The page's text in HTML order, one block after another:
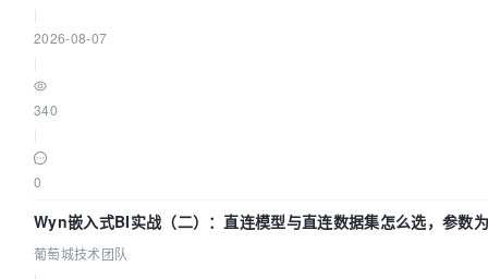
2026-08-07
340
0
Wyn嵌入式BI实战（二）：直连模型与直连数据集怎么选，参数
葡萄城技术团队